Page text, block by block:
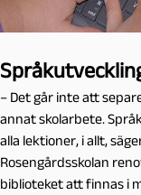
– Det går inte att
annat skolarbete.
alla lektioner, i allt,
Rosengårdsskolan
biblioteket att finnas i